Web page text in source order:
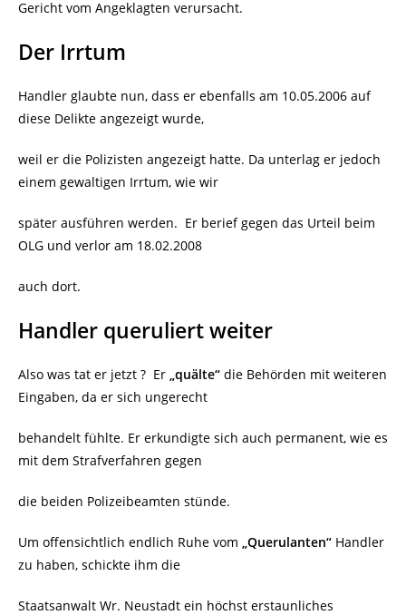
Gericht vom Angeklagten verursacht.
Der Irrtum
Handler glaubte nun, dass er ebenfalls am 10.05.2006 auf
diese Delikte angezeigt wurde,
weil er die Polizisten angezeigt hatte. Da unterlag er jedoch
einem gewaltigen Irrtum, wie wir
später ausführen werden. Er berief gegen das Urteil beim
OLG und verlor am 18.02.2008
auch dort.
Handler queruliert weiter
Also was tat er jetzt ? Er „quälte“ die Behörden mit weiteren
Eingaben, da er sich ungerecht
behandelt fühlte. Er erkundigte sich auch permanent, wie es
mit dem Strafverfahren gegen
die beiden Polizeibeamten stünde.
Um offensichtlich endlich Ruhe vom „Querulanten“ Handler
zu haben, schickte ihm die
Staatsanwalt Wr. Neustadt ein höchst erstaunliches